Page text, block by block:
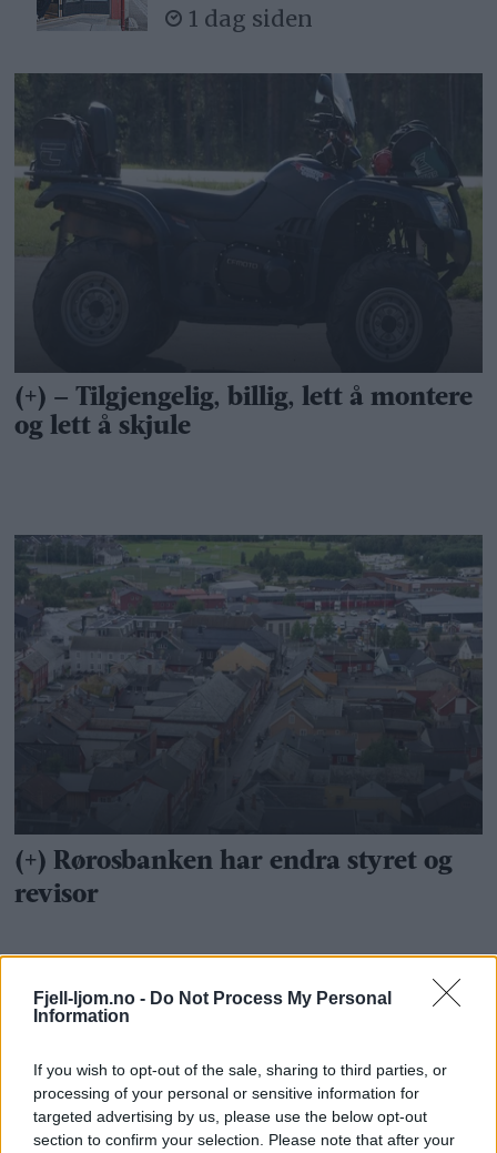
Fjell-ljom.no - Do Not Process My Personal
Information
If you wish to opt-out of the sale, sharing to third parties, or
processing of your personal or sensitive information for
targeted advertising by us, please use the below opt-out
section to confirm your selection. Please note that after your
1 dag siden